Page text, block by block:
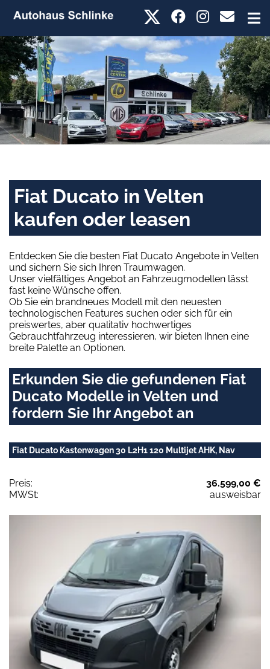
Fiat Ducato in Velten
kaufen oder leasen
Entdecken Sie die besten Fiat Ducato Angebote in Velten
und sichern Sie sich Ihren Traumwagen.
Unser vielfältiges Angebot an Fahrzeugmodellen lässt
fast keine Wünsche offen.
Ob Sie ein brandneues Modell mit den neuesten
technologischen Features suchen oder sich für ein
preiswertes, aber qualitativ hochwertiges
Gebrauchtfahrzeug interessieren, wir bieten Ihnen eine
breite Palette an Optionen.
Erkunden Sie die gefundenen Fiat
Ducato Modelle in Velten und
fordern Sie Ihr Angebot an
Fiat Ducato Kastenwagen 30 L2H1 120 Multijet AHK, Nav
Preis:
36.599,00 €
MWSt:
ausweisbar